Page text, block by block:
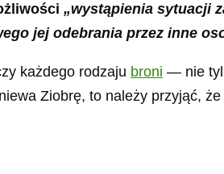
„wystąpienia sytuacji
jej odebrania przez inne
każdego rodzaju broni — nie
Ziobrę, to należy przyjąć,